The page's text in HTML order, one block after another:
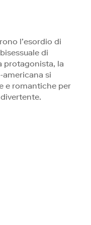
l’esordio di
di
protagonista, la
si
e romantiche per